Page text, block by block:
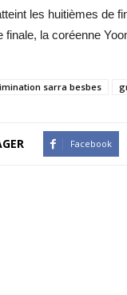
les huitièmes de
finale, la coréenne
sarra besbes
Facebook